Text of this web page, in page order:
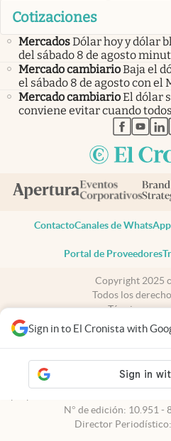
Sign in to El Cronista with
Cotizaciones
MercadosDólar hoy y dólar
del sábado 8 de agosto
Mercado cambiarioBaja el
el sábado 8 de agosto con el
Mercado cambiarioEl dólar
conviene evitar cuando
abre en
ContactoCanales de WhatsApp
Portal de Proveedores
Copyright 2025
Todos los
Términos y
cronista.com
es propiedad de El
N° de edición: 10.951 -
Director